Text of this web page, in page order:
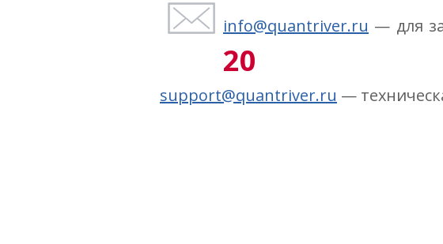
info@quantriver.ru — для
20
support@quantriver.ru —